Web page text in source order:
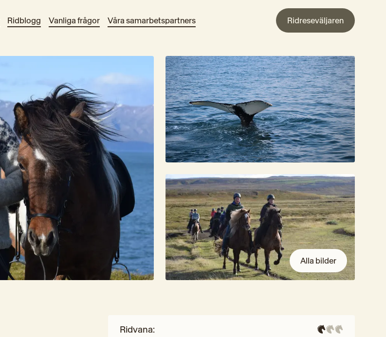
Ridblogg Vanliga frågor Våra samarbetspartners Ridreseväljaren
Alla bilder
Ridvana: